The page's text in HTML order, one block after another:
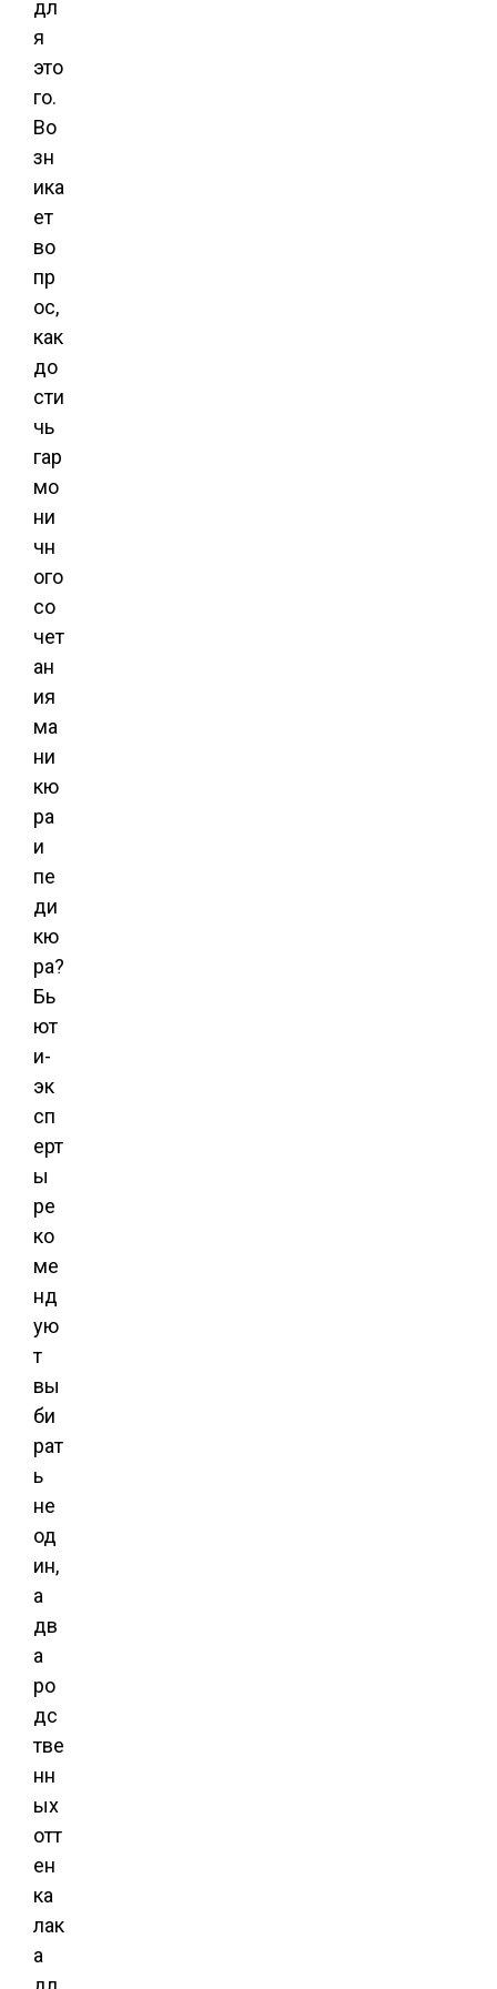
дл
я
это
го.
Во
зн
ика
ет
во
пр
ос,
как
до
сти
чь
гар
мо
ни
чн
ого
со
чет
ан
ия
ма
ни
кю
ра
и
пе
ди
кю
ра?
Бь
ют
и-
эк
сп
ерт
ы
ре
ко
ме
нд
ую
т
вы
би
рат
ь
не
од
ин,
а
дв
а
ро
дс
тве
нн
ых
отт
ен
ка
лак
а